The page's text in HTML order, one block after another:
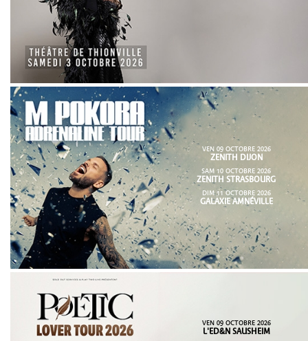
VEN 09 OCTOBRE 2026
ZENITH DIJON
SAM 10 OCTOBRE 2026
ZENITH STRASBOURG
DIM 11 OCTOBRE 2026
GALAXIE AMNÉVILLE
VEN 09 OCTOBRE 2026
L'ED&N SAUSHEIM